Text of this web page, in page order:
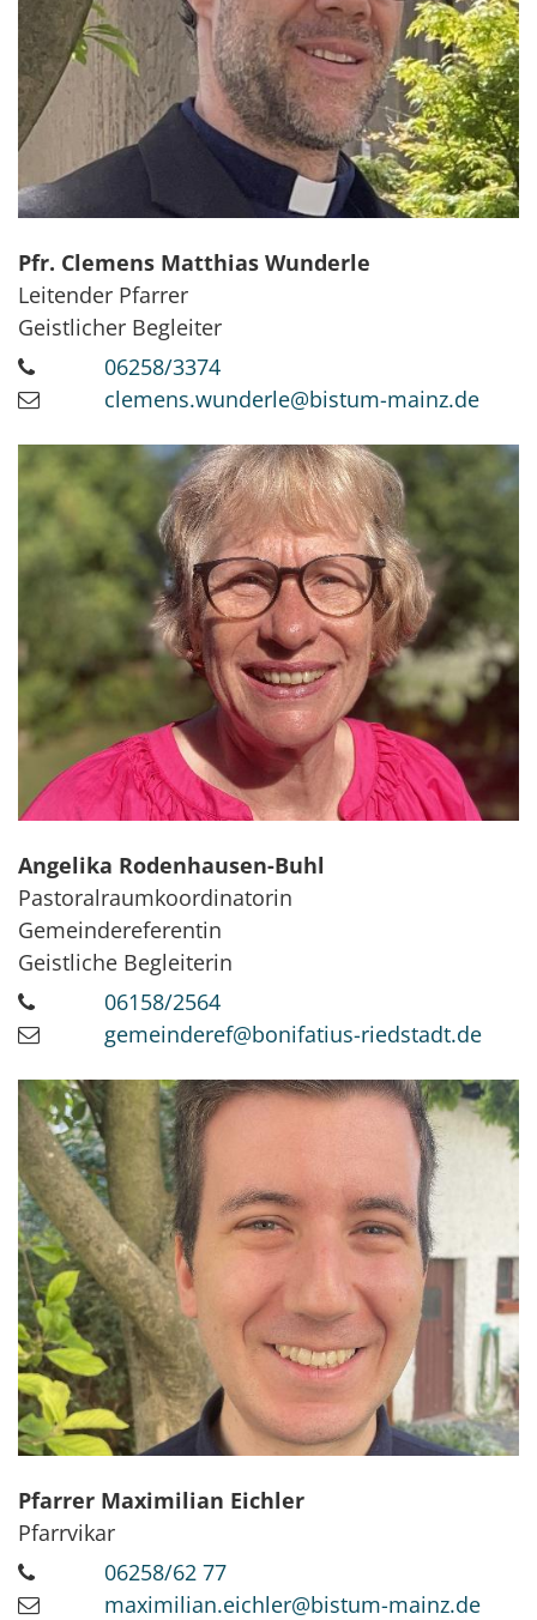
Pfr. Clemens Matthias Wunderle
Leitender Pfarrer
Geistlicher Begleiter
06258/3374
clemens.wunderle@bistum-mainz.de
Angelika Rodenhausen-Buhl
Pastoralraumkoordinatorin
Gemeindereferentin
Geistliche Begleiterin
06158/2564
gemeinderef@bonifatius-riedstadt.de
Pfarrer Maximilian Eichler
Pfarrvikar
06258/62 77
maximilian.eichler@bistum-mainz.de